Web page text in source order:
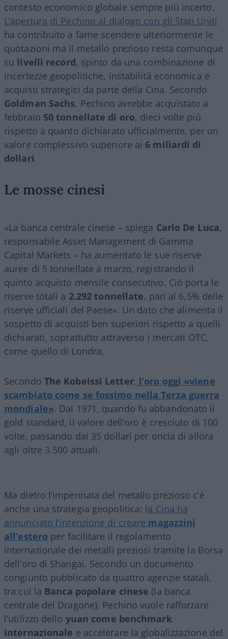
contesto economico globale sempre più incerto.
L’apertura di Pechino al dialogo con gli Stati Uniti
ha contribuito a farne scendere ulteriormente le
quotazioni ma il metallo prezioso resta comunque
su livelli record, spinto da una combinazione di
incertezze geopolitiche, instabilità economica e
acquisti strategici da parte della Cina. Secondo
Goldman Sachs, Pechino avrebbe acquistato a
febbraio 50 tonnellate di oro, dieci volte più
rispetto a quanto dichiarato ufficialmente, per un
valore complessivo superiore ai 6 miliardi di
dollari.
Le mosse cinesi
«La banca centrale cinese – spiega Carlo De Luca,
responsabile Asset Management di Gamma
Capital Markets – ha aumentato le sue riserve
auree di 5 tonnellate a marzo, registrando il
quinto acquisto mensile consecutivo. Ciò porta le
riserve totali a 2.292 tonnellate, pari al 6,5% delle
riserve ufficiali del Paese». Un dato che alimenta il
sospetto di acquisti ben superiori rispetto a quelli
dichiarati, soprattutto attraverso i mercati OTC,
come quello di Londra.
Secondo The Kobeissi Letter, l’oro oggi «viene
scambiato come se fossimo nella Terza guerra
mondiale». Dal 1971, quando fu abbandonato il
gold standard, il valore dell’oro è cresciuto di 100
volte, passando dai 35 dollari per oncia di allora
agli oltre 3.500 attuali.
Ma dietro l’impennata del metallo prezioso c’è
anche una strategia geopolitica: la Cina ha
annunciato l’intenzione di creare magazzini
all’estero per facilitare il regolamento
internazionale dei metalli preziosi tramite la Borsa
dell’oro di Shangai. Secondo un documento
congiunto pubblicato da quattro agenzie statali,
tra cui la Banca popolare cinese (la banca
centrale del Dragone), Pechino vuole rafforzare
l’utilizzo dello yuan come benchmark
internazionale e accelerare la globalizzazione del